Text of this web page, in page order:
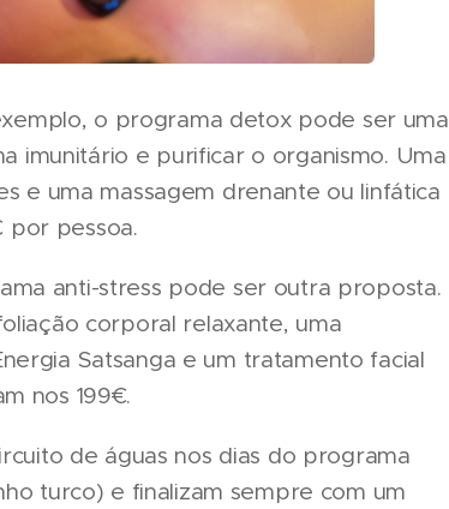
o programa detox pode ser uma
imunitário e purificar o organismo. Uma
e uma massagem drenante ou linfática
por pessoa.
anti-stress pode ser outra proposta.
corporal relaxante, uma
Satsanga e um tratamento facial
nos 199€.
de águas nos dias do programa
turco) e finalizam sempre com um